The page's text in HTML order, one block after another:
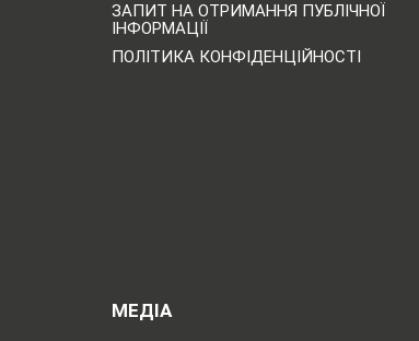
ЗАПИТ НА ОТРИМАННЯ ПУБЛІЧНОЇ
ІНФОРМАЦІЇ
ПОЛІТИКА КОНФІДЕНЦІЙНОСТІ
МЕДІА